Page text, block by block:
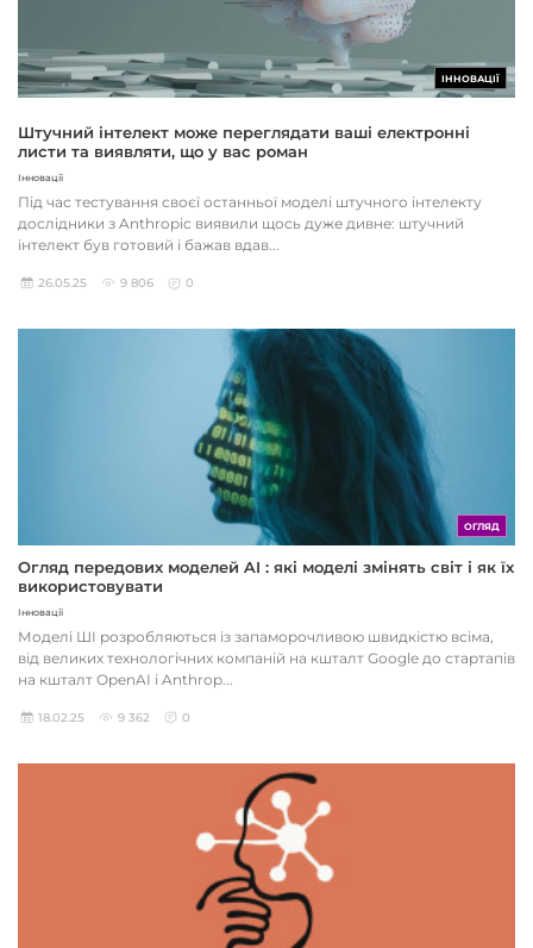
ІННОВАЦІЇ
Штучний інтелект може переглядати ваші електронні
листи та виявляти, що у вас роман
Інновації
Під час тестування своєї останньої моделі штучного інтелекту
дослідники з Anthropic виявили щось дуже дивне: штучний
інтелект був готовий і бажав вдав...
26.05.25 9 806 0
ОГЛЯД
Огляд передових моделей AI : які моделі змінять світ і як їх
використовувати
Інновації
Моделі ШІ розробляються із запаморочливою швидкістю всіма,
від великих технологічних компаній на кшталт Google до стартапів
на кшталт OpenAI і Anthrop...
18.02.25 9 362 0